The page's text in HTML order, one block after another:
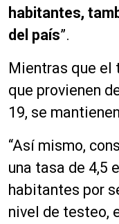
habitantes,
del país”.
Mientras que el
que provienen
19, se
“Así mismo,
una tasa de 4,5
habitantes por
nivel de testeo,